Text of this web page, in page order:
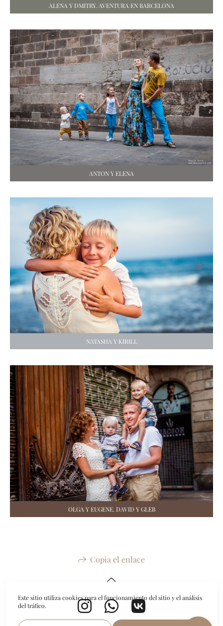
ALENA Y DMITRY. AVENTURA EN BARCELONA
ANTON Y ELENA
NATASHA Y KIRILL
OLGA Y EUGENE. DAVID Y GLEB
Copia el enlace
Este sitio utiliza cookies para el funcionamiento del sitio y el análisis
del tráfico.